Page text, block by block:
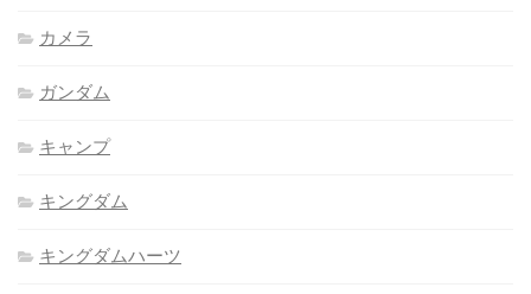
カメラ
ガンダム
キャンプ
キングダム
キングダムハーツ